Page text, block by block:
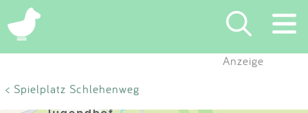
×
Suchen
Anzeige
< Spielplatz Schlehenweg